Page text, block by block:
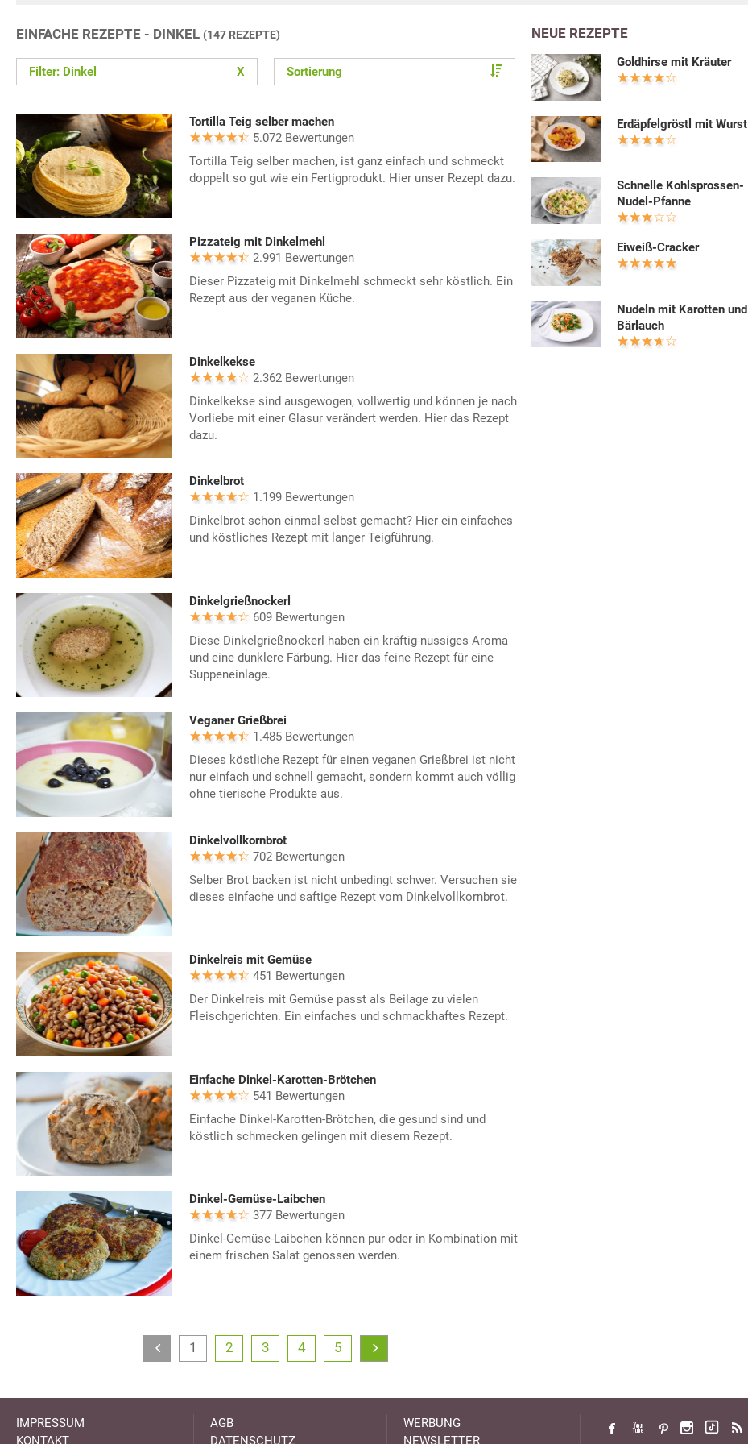
EINFACHE REZEPTE - DINKEL (147 REZEPTE)
Filter: Dinkel X Sortierung
Tortilla Teig selber machen
5.072 Bewertungen
Tortilla Teig selber machen, ist ganz einfach und schmeckt
doppelt so gut wie ein Fertigprodukt. Hier unser Rezept dazu.
Pizzateig mit Dinkelmehl
2.991 Bewertungen
Dieser Pizzateig mit Dinkelmehl schmeckt sehr köstlich. Ein
Rezept aus der veganen Küche.
Dinkelkekse
2.362 Bewertungen
Dinkelkekse sind ausgewogen, vollwertig und können je nach
Vorliebe mit einer Glasur verändert werden. Hier das Rezept
dazu.
Dinkelbrot
1.199 Bewertungen
Dinkelbrot schon einmal selbst gemacht? Hier ein einfaches
und köstliches Rezept mit langer Teigführung.
Dinkelgrießnockerl
609 Bewertungen
Diese Dinkelgrießnockerl haben ein kräftig-nussiges Aroma
und eine dunklere Färbung. Hier das feine Rezept für eine
Suppeneinlage.
Veganer Grießbrei
1.485 Bewertungen
Dieses köstliche Rezept für einen veganen Grießbrei ist nicht
nur einfach und schnell gemacht, sondern kommt auch völlig
ohne tierische Produkte aus.
Dinkelvollkornbrot
702 Bewertungen
Selber Brot backen ist nicht unbedingt schwer. Versuchen sie
dieses einfache und saftige Rezept vom Dinkelvollkornbrot.
Dinkelreis mit Gemüse
451 Bewertungen
Der Dinkelreis mit Gemüse passt als Beilage zu vielen
Fleischgerichten. Ein einfaches und schmackhaftes Rezept.
Einfache Dinkel-Karotten-Brötchen
541 Bewertungen
Einfache Dinkel-Karotten-Brötchen, die gesund sind und
köstlich schmecken gelingen mit diesem Rezept.
Dinkel-Gemüse-Laibchen
377 Bewertungen
Dinkel-Gemüse-Laibchen können pur oder in Kombination mit
einem frischen Salat genossen werden.
1 2 3 4 5
NEUE REZEPTE
Goldhirse mit Kräuter
Erdäpfelgröstl mit Wurst
Schnelle Kohlsprossen-
Nudel-Pfanne
Eiweiß-Cracker
Nudeln mit Karotten und
Bärlauch
IMPRESSUM
KONTAKT
AGB
DATENSCHUTZ
WERBUNG
NEWSLETTER